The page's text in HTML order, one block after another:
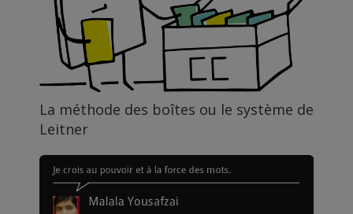
La méthode des boîtes ou le système de
Leitner